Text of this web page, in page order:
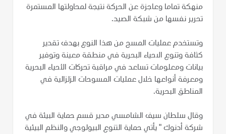
منهكة تماما وعاجزة عن الحركة نتيجة لمحاولتها المستمرة
تحرير نفسها من شبكة الصيد.
وتستخدم عمليات المسح من هذا النوع بهدف تقدير
كثافة وتنوع الاحياء البحرية في منطقة معينة وتوفير
بيانات ومعلومات تساعد في مراقبة تحركات الأحياء البحرية
ومعرفة أنواعها خلال عمليات المسوحات الزلزالية في
المناطق البحرية.
وقال سلطان سيف الشامسي مدير قسم حماية البيئة في
شركة أدنوك " يأتي حماية التنوع البيولوجي والنظم البيئية